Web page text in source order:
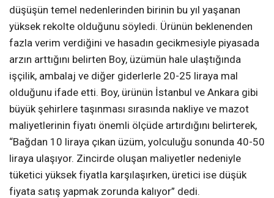
düşüşün temel nedenlerinden birinin bu yıl yaşanan
yüksek rekolte olduğunu söyledi. Ürünün beklenenden
fazla verim verdiğini ve hasadın gecikmesiyle piyasada
arzın arttığını belirten Boy, üzümün hale ulaştığında
işçilik, ambalaj ve diğer giderlerle 20-25 liraya mal
olduğunu ifade etti. Boy, ürünün İstanbul ve Ankara gibi
büyük şehirlere taşınması sırasında nakliye ve mazot
maliyetlerinin fiyatı önemli ölçüde artırdığını belirterek,
“Bağdan 10 liraya çıkan üzüm, yolculuğu sonunda 40-50
liraya ulaşıyor. Zincirde oluşan maliyetler nedeniyle
tüketici yüksek fiyatla karşılaşırken, üretici ise düşük
fiyata satış yapmak zorunda kalıyor” dedi.